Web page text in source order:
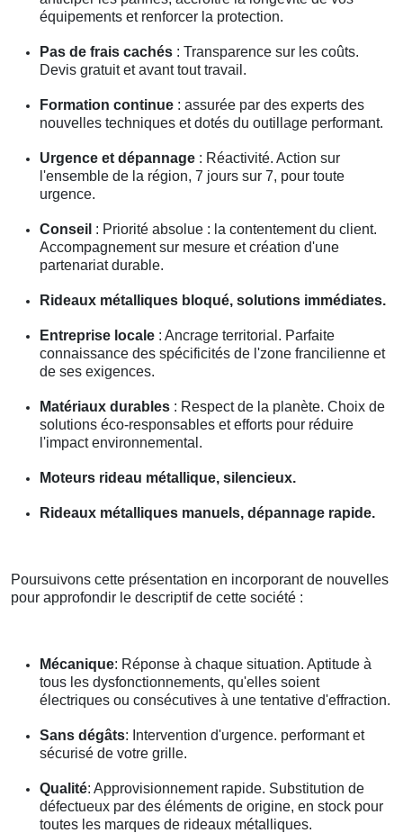
équipements et renforcer la protection.
Pas de frais cachés : Transparence sur les coûts.
Devis gratuit et avant tout travail.
Formation continue : assurée par des experts des
nouvelles techniques et dotés du outillage performant.
Urgence et dépannage : Réactivité. Action sur
l'ensemble de la région, 7 jours sur 7, pour toute
urgence.
Conseil : Priorité absolue : la contentement du client.
Accompagnement sur mesure et création d'une
partenariat durable.
Rideaux métalliques bloqué, solutions immédiates.
Entreprise locale : Ancrage territorial. Parfaite
connaissance des spécificités de l'zone francilienne et
de ses exigences.
Matériaux durables : Respect de la planète. Choix de
solutions éco-responsables et efforts pour réduire
l'impact environnemental.
Moteurs rideau métallique, silencieux.
Rideaux métalliques manuels, dépannage rapide.
Poursuivons cette présentation en incorporant de nouvelles
pour approfondir le descriptif de cette société :
Mécanique: Réponse à chaque situation. Aptitude à
tous les dysfonctionnements, qu'elles soient
électriques ou consécutives à une tentative d'effraction.
Sans dégâts: Intervention d'urgence. performant et
sécurisé de votre grille.
Qualité: Approvisionnement rapide. Substitution de
défectueux par des éléments de origine, en stock pour
toutes les marques de rideaux métalliques.